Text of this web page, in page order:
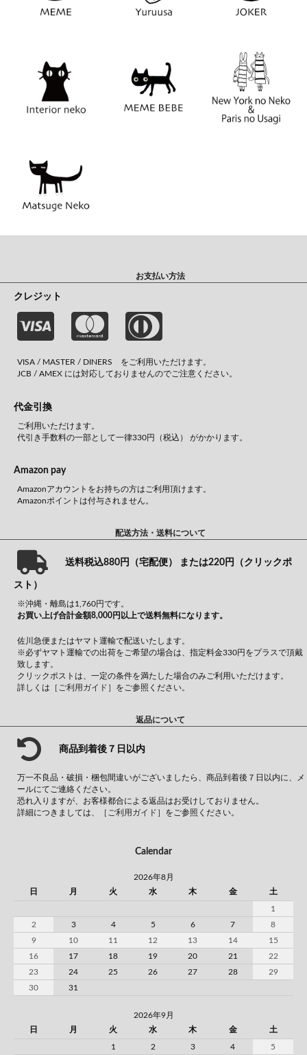
お支払い方法
クレジット
VISA / MASTER / DINERS をご利用いただけます。
JCB / AMEX には対応しておりませんのでご注意ください。
代金引換
ご利用いただけます。
代引き手数料の一部として一律330円（税込） がかかります。
Amazon pay
Amazonアカウントをお持ちの方はご利用頂けます。
Amazonポイントは付与されません。
配送方法・送料について
送料税込880円（宅配便） または220円（クリックポ
スト）
※沖縄・離島は1,760円です。
お買い上げ合計金額8,000円以上で送料無料になります。
佐川急便またはヤマト運輸で配送いたします。
※必ずヤマト運輸での出荷をご希望の場合は、指定料金330円をプラスで頂戴
致します。
クリックポストは、一定の条件を満たした場合のみご利用いただけます。
詳しくは ［ご利用ガイド］ をご参照ください。
返品について
商品到着後７日以内
万一不良品・破損・梱包間違いがございましたら、商品到着後７日以内に、メ
ールにてご連絡ください。
恐れ入りますが、お客様都合による返品はお受けしておりません。
詳細につきましては、
［ご利用ガイド］ をご参照ください。
Calendar
2026年8月
日
月 火 水 木 金 土
1
2
3 4 5 6 7
8
9
10 11 12 13 14
15
16
17 18 19 20 21
22
23
24 25 26 27 28
29
30
31
2026年9月
日
月 火 水 木 金 土
1 2 3 4 5